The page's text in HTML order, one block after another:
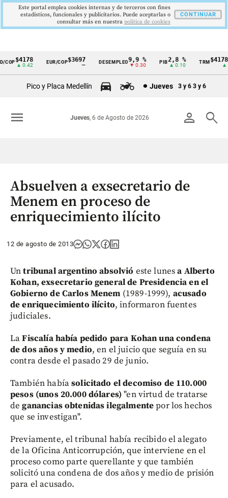
Cintillo
Colombia
$4178
▲ 0.42
EUR/COP$3697 DESEMPLEO 9,9 %
▼ 0.30
PIB2,8 %
▲ 0.10
TRM
▲
Pico y Placa Medellín Jueves 3 y 6 3 y 6
person search
Jueves, 6 de Agosto de 2026
menu
Absuelven a exsecretario de
Menem en proceso de
enriquecimiento ilícito
12 de agosto de 2013
Untribunal argentino absolvió este lunesa Alberto
Kohan, exsecretario general de Presidencia en el
Gobierno de Carlos Menem (1989-1999), acusado
de enriquecimiento ilícito, informaron fuentes
judiciales.
LaFiscalía había pedido para Kohan una condena
de dos años y medio, en el juicio que seguía en su
contra desde el pasado 29 de junio.
También habíasolicitado el decomiso de 110.000
pesos (unos 20.000 dólares)"en virtud de tratarse
de ganancias obtenidas ilegalmentepor los hechos
que se investigan".
Previamente, el tribunal había recibido el alegato
de la Oficina Anticorrupción, que interviene en el
proceso como parte querellante y que también
solicitó una condena de dos años y medio de prisión
para el acusado.
Este portal emplea cookies internas y de terceros con fines
estadísticos, funcionales y publicitarios. Puede aceptarlas o
consultar más en nuestra politica de cookies
CONTINUAR